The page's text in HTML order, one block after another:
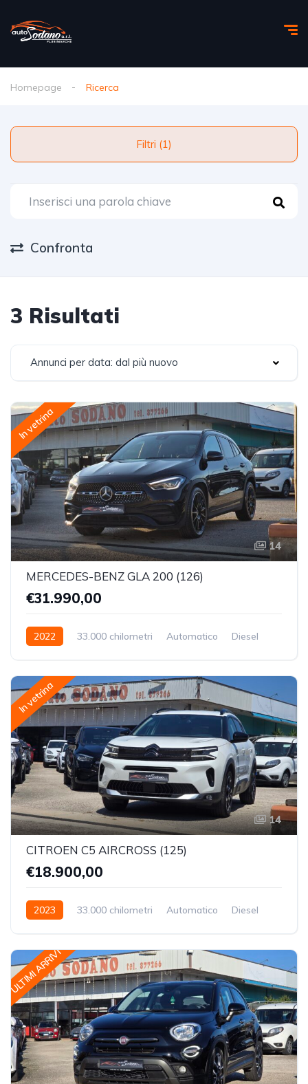
Homepage Ricerca
Filtri (1)
Confronta
3 Risultati
Annunci per data: dal più nuovo
In vetrina
14
MERCEDES-BENZ GLA 200 (126)
€31.990,00
2022 33.000 chilometri Automatico
Diesel
In vetrina
14
CITROEN C5 AIRCROSS (125)
€18.900,00
2023 33.000 chilometri Automatico
Diesel
ULTIMI ARRIVI